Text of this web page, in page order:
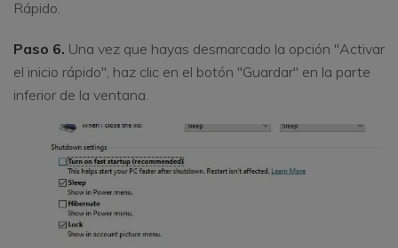
Rápido.
Paso 6. Una vez que hayas desmarcado la opción "Activar
el inicio rápido", haz clic en el botón "Guardar" en la parte
inferior de la ventana.